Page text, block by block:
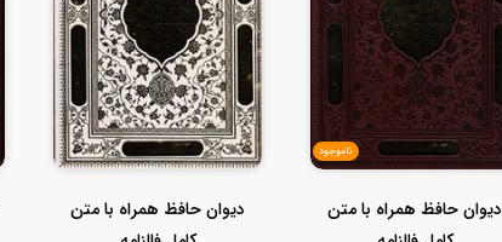
ناموجود
دیوان حافظ همراه با متن
دیوان حافظ همراه با متن